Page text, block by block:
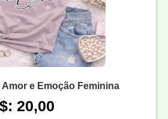
Amor e Emoção Feminina
20,00